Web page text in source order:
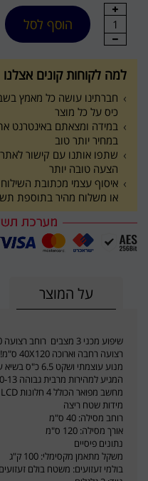
1 הוסף לסל
למה לקוחות קונים אצלנו
חברתינו עושה כל מאמץ
כיס על כל מוצר
במידה ומצאתם באינטרנט
במחיר יותר טוב
שתפו אותנו עם קישור
הצעה טובה יותר
או משלוח מהיר בתוספת
על המוצר
שיפוע מכני 3 מצבים רוחב רצועה 40 ס"מ
רצועה רחבה וארוכה 40X120 ס"מ! תכניות אימון! מד דופק!
מנוע עוצמתי ושקט 6.5 כ"ס בשיא עם קירור אוויר
המגיע למהירות מרבית גבוהה 0-13 קמ"ש.
מחשב מפואר הכולל 4 חלונות LCD
מידות שטח ריצה
רוחב מסילה: 40 ס"מ
אורך מסילה: 120 ס"מ
נתונים פיסיים
משקל מתאמן מקסימלי: 100 ק"ג
בולמי זעזועים: משטח בולם זעזועים